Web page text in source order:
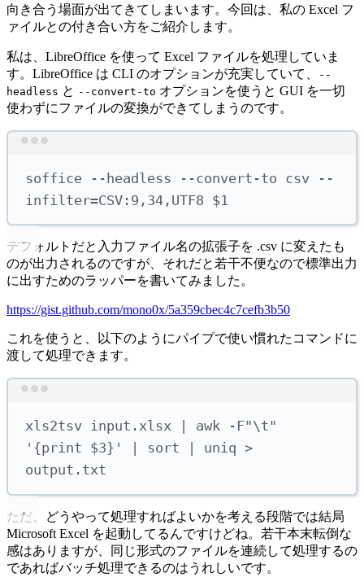
向き合う場面が出てきてしまいます。今回は、私の Excel フ
ァイルとの付き合い方をご紹介します。
私は、LibreOffice を使って Excel ファイルを処理していま
す。LibreOffice は CLI のオプションが充実していて、
--
headless と --convert-to オプションを使うと GUI を一切
使わずにファイルの変換ができてしまうのです。
soffice --headless --convert-to csv
--
infilter=CSV:9,34,UTF8 $1
デフォルトだと入力ファイル名の拡張子を .csv に変えたも
のが出力されるのですが、それだと若干不便なので標準出力
に出すためのラッパーを書いてみました。
https://gist.github.com/mono0x/5a359cbec4c7cefb3b50
これを使うと、以下のようにパイプで使い慣れたコマンドに
渡して処理できます。
xls2tsv input.xlsx awk -F"\t"
' {print $3} ' sort uniq >
output.txt
ただ、どうやって処理すればよいかを考える段階では結局
Microsoft Excel を起動してるんですけどね。若干本末転倒な
感はありますが、同じ形式のファイルを連続して処理するの
であればバッチ処理できるのはうれしいです。